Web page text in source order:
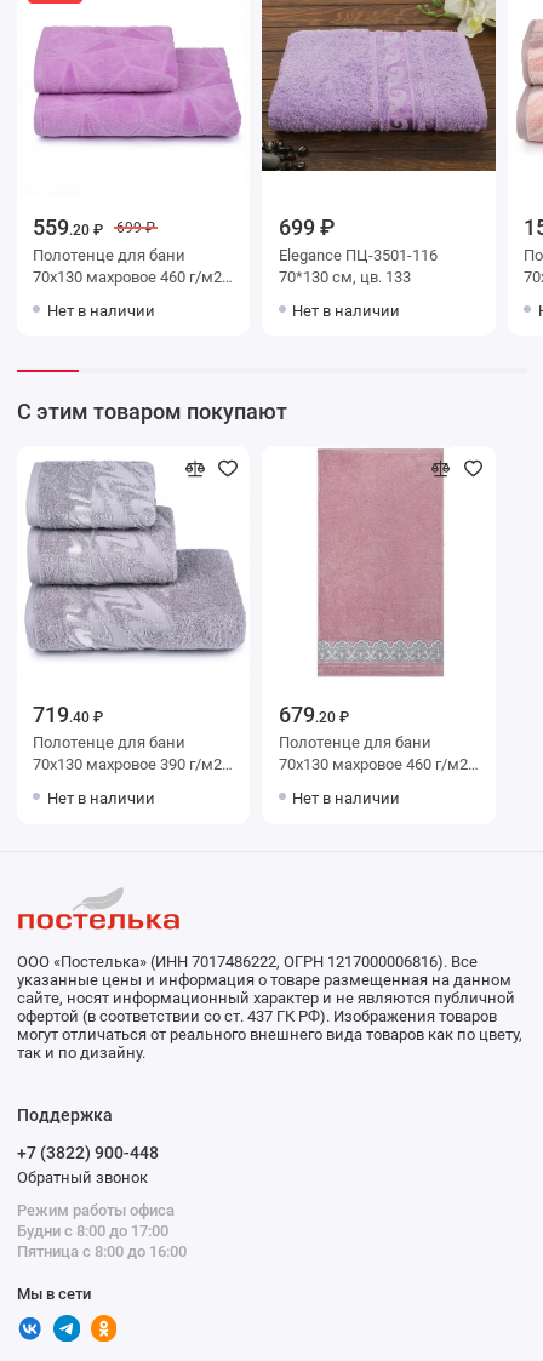
559.20 ₽ 699 ₽
Полотенце для бани
70х130 махровое 460 г/м2
мануфактура
Нет в наличии
699 ₽
Elegance ПЦ-3501-116
70*130 см, цв. 133
Нет в наличии
70х130
С этим товаром покупают
719.40 ₽
Полотенце для бани
70х130 махровое 390 г/м2
Донецкая мануфактура
Нет в наличии
679.20 ₽
Полотенце для бани
70х130 махровое 460 г/м2
мануфактура Salvietta
Нет в наличии
ООО «Постелька» (ИНН 7017486222, ОГРН 1217000006816). Все
указанные цены и информация о товаре размещенная на данном
сайте, носят информационный характер и не являются публичной
офертой (в соответствии со ст. 437 ГК РФ). Изображения товаров
могут отличаться от реального внешнего вида товаров как по цвету,
так и по дизайну.
Поддержка
+7 (3822) 900-448
Обратный звонок
Режим работы офиса
Будни с 8:00 до 17:00
Пятница с 8:00 до 16:00
Мы в сети